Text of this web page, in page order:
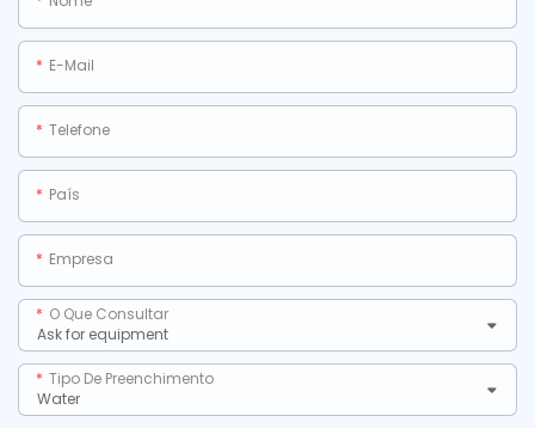
E-Mail
Telefone
País
Empresa
O Que Consultar
Tipo De Preenchimento